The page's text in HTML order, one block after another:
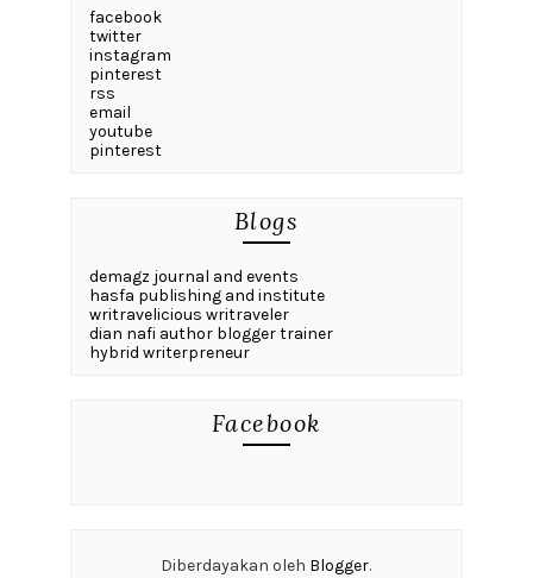
facebook
twitter
instagram
pinterest
rss
email
youtube
pinterest
Blogs
demagz journal and events
hasfa publishing and institute
writravelicious writraveler
dian nafi author blogger trainer
hybrid writerpreneur
Facebook
Diberdayakan oleh Blogger.